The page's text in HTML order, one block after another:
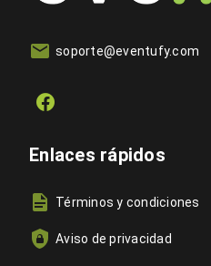
soporte@eventufy.com
Enlaces rápidos
Términos y condiciones
Aviso de privacidad